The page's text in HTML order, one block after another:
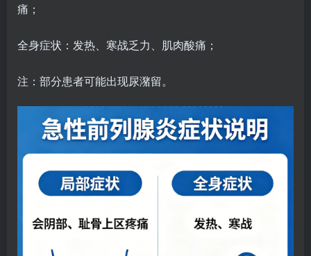
痛；
全身症状：发热、寒战乏力、肌肉酸痛；
注：部分患者可能出现尿潴留。